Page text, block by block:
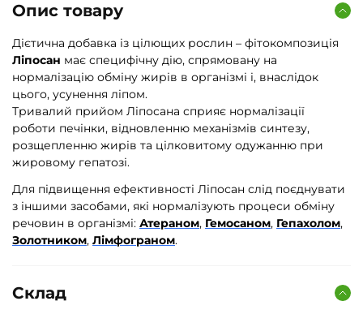
Опис товару
Дієтична добавка із цілющих рослин – фітокомпозиція
Ліпосан має специфічну дію, спрямовану на
нормалізацію обміну жирів в організмі і, внаслідок
цього, усунення ліпом.
Тривалий прийом Ліпосана сприяє нормалізації
роботи печінки, відновленню механізмів синтезу,
розщепленню жирів та цілковитому одужанню при
жировому гепатозі.
Для підвищення ефективності Ліпосан слід поєднувати
з іншими засобами, які нормалізують процеси обміну
речовин в організмі: Атераном, Гемосаном, Гепахолом,
Золотником, Лімфограном.
Склад